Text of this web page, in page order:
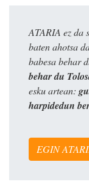
ATARIA ez da
baten ahotsa
babesa behar
behar du
esku artean:
harpidedun
EGIN